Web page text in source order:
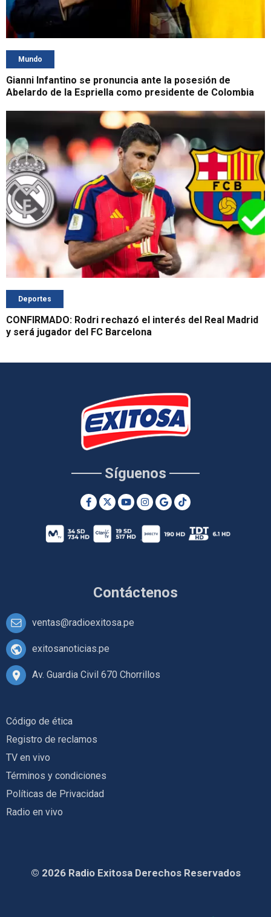
Mundo
Gianni Infantino se pronuncia ante la posesión de
Abelardo de la Espriella como presidente de Colombia
Deportes
CONFIRMADO: Rodri rechazó el interés del Real Madrid
y será jugador del FC Barcelona
Contáctenos
ventas@radioexitosa.pe
exitosanoticias.pe
Av. Guardia Civil 670 Chorrillos
Síguenos
Código de ética
Registro de reclamos
TV en vivo
Términos y condiciones
Políticas de Privacidad
Radio en vivo
© 2026 Radio Exitosa Derechos Reservados